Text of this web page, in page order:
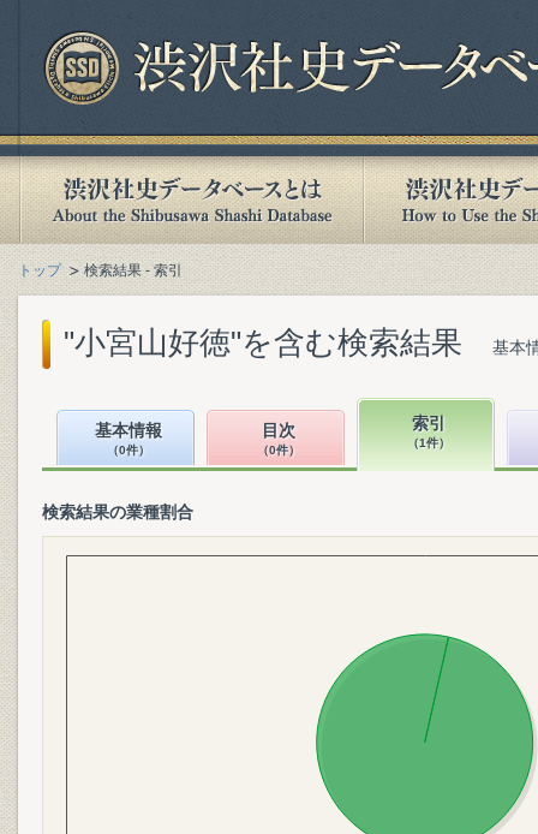
トップ 検索結果 - 索引
"小宮山好徳"を含む検索結果 基本
基本情報
（0件）
目次
（0件）
索引
（1件）
検索結果の業種割合